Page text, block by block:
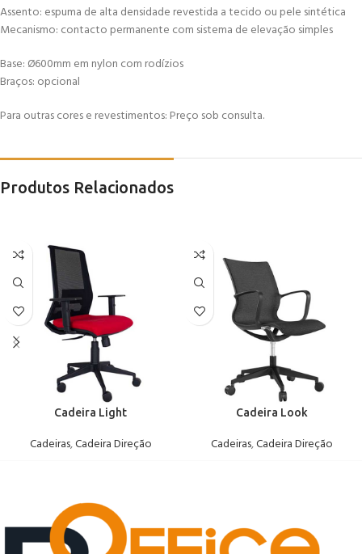
Assento: espuma de alta densidade revestida a tecido ou pele sintética
Mecanismo: contacto permanente com sistema de elevação simples
Base: Ø600mm em nylon com rodízios
Braços: opcional
Para outras cores e revestimentos: Preço sob consulta.
Produtos Relacionados
Cadeira Light
Cadeiras,Cadeira Direção
Cadeira Look
Cadeiras,Cadeira Direção